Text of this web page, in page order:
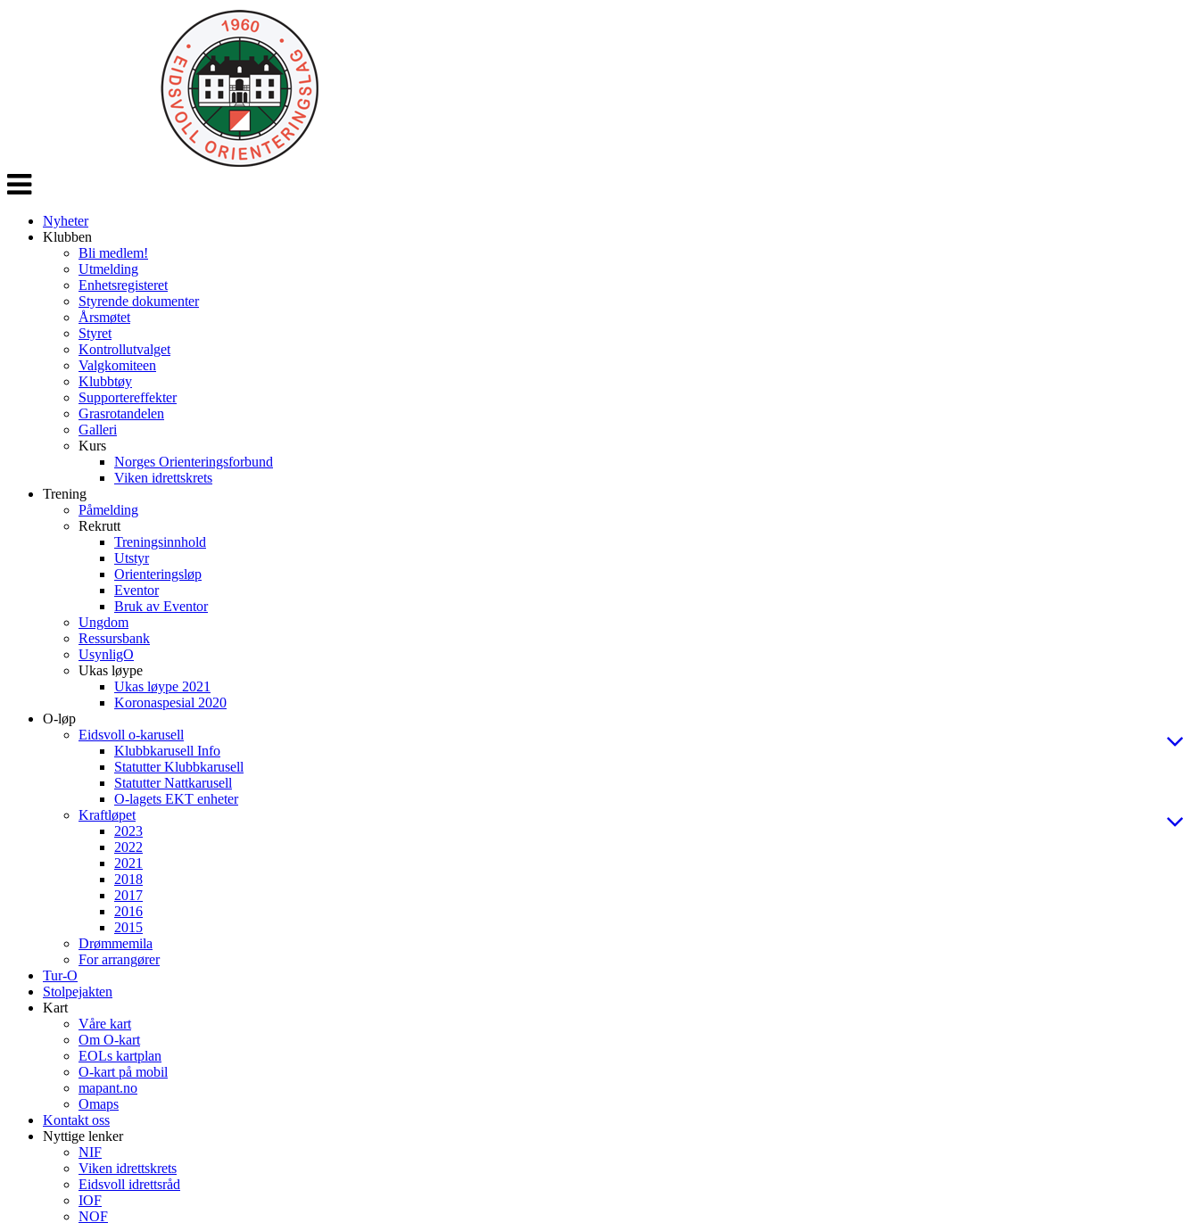
Veksle
navigasjon
Nyheter
Klubben
Bli medlem!
Utmelding
Enhetsregisteret
Styrende dokumenter
Årsmøtet
Styret
Kontrollutvalget
Valgkomiteen
Klubbtøy
Supportereffekter
Grasrotandelen
Galleri
Kurs
Norges Orienteringsforbund
Viken idrettskrets
Trening
Påmelding
Rekrutt
Treningsinnhold
Utstyr
Orienteringsløp
Eventor
Bruk av Eventor
Ungdom
Ressursbank
UsynligO
Ukas løype
Ukas løype 2021
Koronaspesial 2020
O-løp
Eidsvoll o-karusell
Klubbkarusell Info
Statutter Klubbkarusell
Statutter Nattkarusell
O-lagets EKT enheter
Kraftløpet
2023
2022
2021
2018
2017
2016
2015
Drømmemila
For arrangører
Tur-O
Stolpejakten
Kart
Våre kart
Om O-kart
EOLs kartplan
O-kart på mobil
mapant.no
Omaps
Kontakt oss
Nyttige lenker
NIF
Viken idrettskrets
Eidsvoll idrettsråd
IOF
NOF